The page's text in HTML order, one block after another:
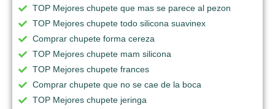
TOP Mejores chupete que mas se parece al pezon
TOP Mejores chupete todo silicona suavinex
Comprar chupete forma cereza
TOP Mejores chupete mam silicona
TOP Mejores chupete frances
Comprar chupete que no se cae de la boca
TOP Mejores chupete jeringa